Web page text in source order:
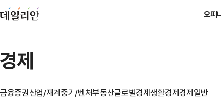
오피
경제
금융증권산업/재계중기/벤처부동산글로벌경제생활경제경제일반